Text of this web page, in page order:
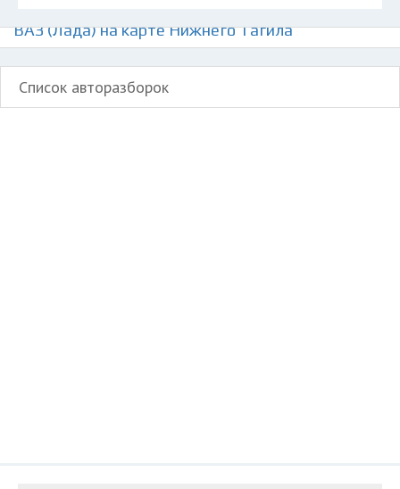
ВАЗ (Лада) на карте Нижнего Тагила
Список авторазборок